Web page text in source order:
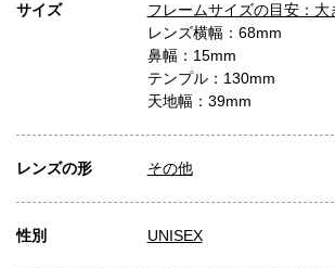
サイズ
フレームサイズの目安：大
レンズ横幅：68mm
鼻幅：15mm
テンプル：130mm
天地幅：39mm
レンズの形 その他
性別 UNISEX